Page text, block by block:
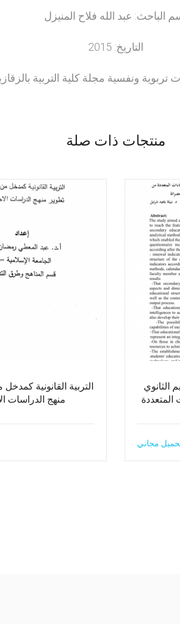
الباحث: عبد الله فلاح المنيزل
التاريخ: 2015
تربوية ونفسية مجلة كلية التربية
منتجات ذات صلة
الثانوي
المتعددة
مجاني
التربية القانونية
منهج الدراسات